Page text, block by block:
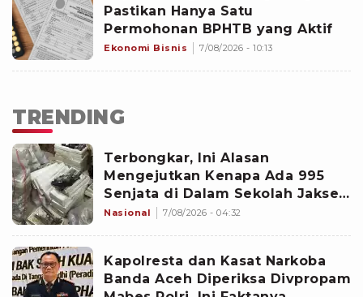
Pastikan Hanya Satu
Permohonan BPHTB yang Aktif
Ekonomi Bisnis 7/08/2026 - 10:13
TRENDING
Terbongkar, Ini Alasan
Mengejutkan Kenapa Ada 995
Senjata di Dalam Sekolah Jaksel
Sejak 2020
Nasional 7/08/2026 - 04:32
Kapolresta dan Kasat Narkoba
Banda Aceh Diperiksa Divpropam